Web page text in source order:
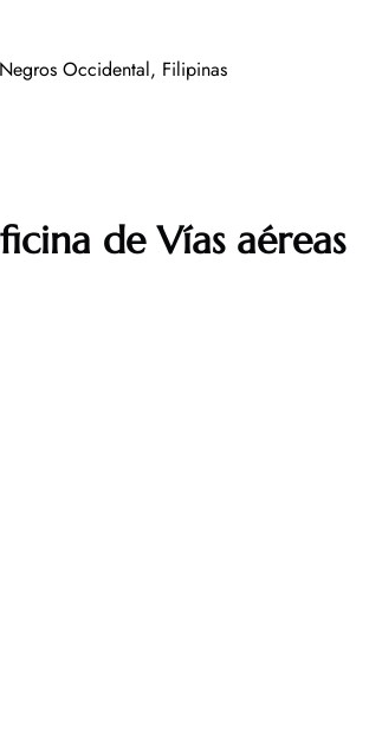
Occidental, Filipinas
de Vías aéreas